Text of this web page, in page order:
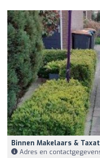
Binnen Makelaars &
Adres en